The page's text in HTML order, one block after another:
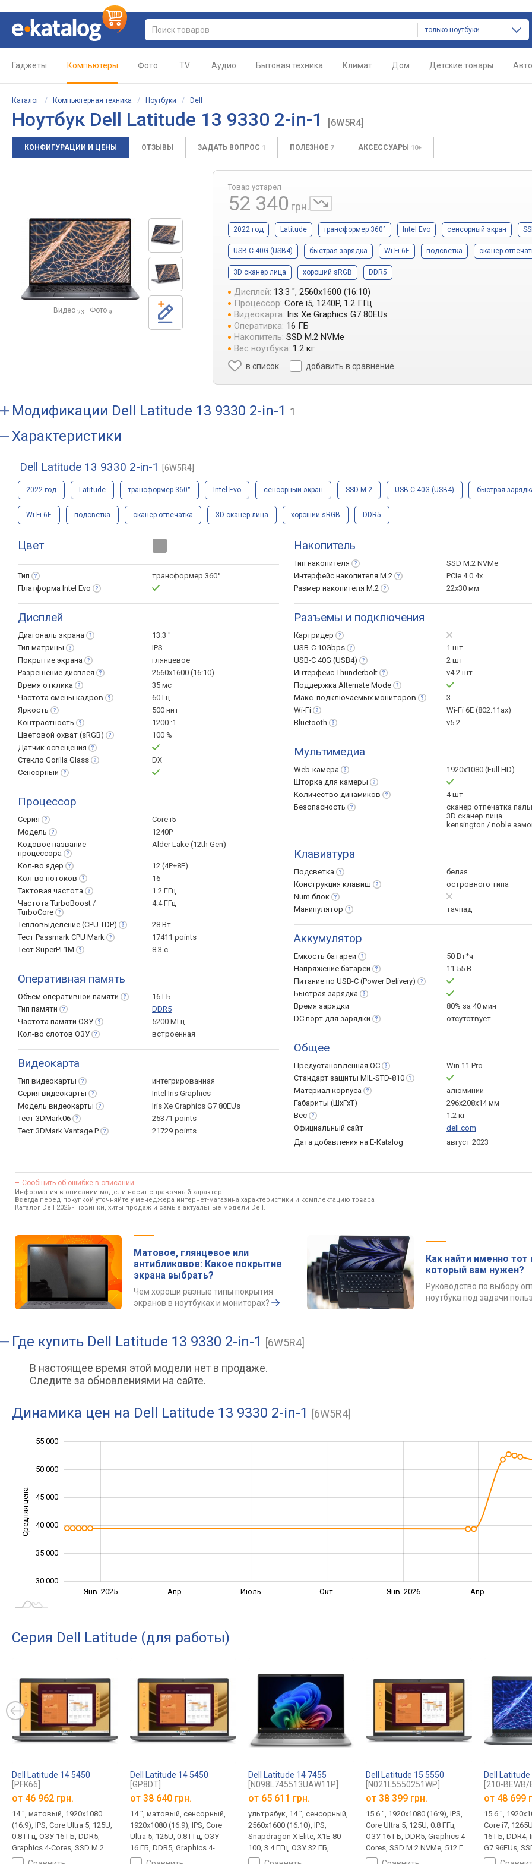
только ноутбуки
Гаджеты Компьютеры Фото TV Аудио Бытовая техника Климат Дом Детские товары Авто
Каталог / Компьютерная техника / Ноутбуки / Dell
Ноутбук Dell Latitude 13 9330 2-in-1 [6W5R4]
КОНФИГУРАЦИИ И ЦЕНЫ ОТЗЫВЫ ЗАДАТЬ ВОПРОС 1 ПОЛЕЗНОЕ 7 АКСЕССУАРЫ 10+
Видео 23 Фото 9
Товар устарел
52 340 грн.
2022 год Latitude трансформер 360° Intel Evo сенсорный экран
USB-C 40G (USB4) быстрая зарядка Wi-Fi 6E подсветка сканер
3D сканер лица хороший sRGB DDR5
Дисплей: 13.3 ", 2560x1600 (16:10)
Процессор: Core i5, 1240P, 1.2 ГГц
Видеокарта: Iris Xe Graphics G7 80EUs
Оперативка: 16 ГБ
Накопитель: SSD M.2 NVMe
Вес ноутбука: 1.2 кг
в список добавить в сравнение
Модификации Dell Latitude 13 9330 2-in-1 1
Характеристики
Dell Latitude 13 9330 2-in-1 [6W5R4]
2022 год Latitude трансформер 360° Intel Evo сенсорный экран SSD M.2 USB-C 40G (USB4) быстрая
Wi-Fi 6E подсветка сканер отпечатка 3D сканер лица хороший sRGB DDR5
Цвет
Тип
трансформер 360°
Платформа Intel Evo
Дисплей
Диагональ экрана
13.3 "
Тип матрицы
IPS
Покрытие экрана
глянцевое
Разрешение дисплея
2560x1600 (16:10)
Время отклика
35 мс
Частота смены кадров
60 Гц
Яркость
500 нит
Контрастность
1200 :1
Цветовой охват (sRGB)
100 %
Датчик освещения
Стекло Gorilla Glass
DX
Сенсорный
Процессор
Серия
Core i5
Модель
1240P
Кодовое название
процессора
Alder Lake (12th Gen)
Кол-во ядер
12 (4P+8E)
Кол-во потоков
16
Тактовая частота
1.2 ГГц
Частота TurboBoost /
TurboCore
4.4 ГГц
Тепловыделение (CPUTDP)
28 Вт
Тест Passmark CPU Mark
17411 points
Тест SuperPI 1M 8.3 с
Оперативная память
Объем оперативной памяти
16 ГБ
Тип памяти
DDR5
Частота памяти ОЗУ
5200 МГц
Кол-во слотов ОЗУ встроенная
Видеокарта
Тип видеокарты
интегрированная
Серия видеокарты
Intel Iris Graphics
Модель видеокарты
Iris Xe Graphics G7 80EUs
Тест 3DMark06
25371 points
Тест 3DMark Vantage P 21729 points
Накопитель
Тип накопителя
SSD M.2 NVMe
Интерфейс накопителя M.2
PCIe 4.0 4x
Размер накопителя M.2 22x30 мм
Разъемы и подключения
Картридер
USB-C 10Gbps
1 шт
USB-C 40G (USB4)
2 шт
ИнтерфейсThunderbolt
v4 2 шт
Поддержка Alternate Mode
Макс. подключаемых мониторов
3
Wi-Fi
Wi-Fi 6E (802.11ax)
Bluetooth
v5.2
Мультимедиа
Web-камера
1920x1080 (Full HD)
Шторка для камеры
Количество динамиков
4 шт
Безопасность
сканер отпечатка
3D сканер лица
kensington / noble
Клавиатура
Подсветка
белая
Конструкция клавиш
островного типа
Num блок
Манипулятор
тачпад
Аккумулятор
Емкость батареи
50 Вт*ч
Напряжение батареи
11.55 В
Питание по USB-C (PowerDelivery)
Быстрая зарядка
Время зарядки
80% за 40 мин
DC порт для зарядки отсутствует
Общее
Предустановленная ОС
Win 11 Pro
Стандарт защиты MIL-STD-810
Материал корпуса
алюминий
Габариты (ШхГхТ)
296x208x14 мм
Вес
1.2 кг
Официальный сайт
dell.com
Дата добавления на E-Katalog
август 2023
Сообщить об ошибке в описании
Информация в описании модели носит справочный характер.
Всегда перед покупкой уточняйте у менеджера интернет-магазина характеристики и комплектацию товара
Каталог Dell 2026 - новинки, хиты продаж и самые актуальные модели Dell.
Матовое, глянцевое или
антибликовое: Какое покрытие
экрана выбрать?
Чем хороши разные типы покрытия
экранов в ноутбуках и мониторах?
Как найти именно тот
который вам нужен?
Руководство по выбору
ноутбука под задачи
Где купить Dell Latitude 13 9330 2-in-1 [6W5R4]
В настоящее время этой модели нет в продаже.
Следите за обновлениями на сайте.
Динамика цен на Dell Latitude 13 9330 2-in-1 [6W5R4]
Средняя цена
30 000
35 000
40 000
45 000
50 000
55 000
Янв. 2025 Апр. Июль Окт. Янв. 2026 Апр.
Серия Dell Latitude (для работы)
Dell Latitude 14 5450
[PFK66]
от 46 962 грн.
14 ", матовый, 1920x1080
(16:9), IPS, Core Ultra 5, 125U,
0.8 ГГц, ОЗУ 16 ГБ, DDR5,
Graphics 4-Cores, SSD M.2
NVMe, 512 ГБ, Win 11 Pro,
Dell Latitude 14 5450
[GP8DT]
от 38 640 грн.
14 ", матовый, сенсорный,
1920x1080 (16:9), IPS, Core
Ultra 5, 125U, 0.8 ГГц, ОЗУ
16 ГБ, DDR5, Graphics 4-
Cores, SSD M.2 NVMe, 512 ГБ,
Dell Latitude 14 7455
[N098L745513UAW11P]
от 65 611 грн.
ультрабук, 14 ", сенсорный,
2560x1600 (16:10), IPS,
Snapdragon X Elite, X1E-80-
100, 3.4 ГГц, ОЗУ 32 ГБ,
LPDDR5X, Adreno GPU, SSD
Dell Latitude 15 5550
[N021L5550251WP]
от38 399 грн.
15.6 ", 1920x1080 (16:9), IPS,
Core Ultra 5, 125U, 0.8 ГГц,
ОЗУ 16 ГБ, DDR5, Graphics 4-
Cores, SSD M.2 NVMe, 512 ГБ,
Win 11 Pro, USB-A 5Gbps,
Dell
[210-BEWB/
от 48 699
15.6 ",
Core i7,
16 ГБ, DDR4,
G7 96EUs,
ГБ, Win 10